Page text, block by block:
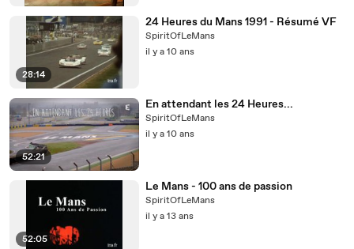
28:14
24 Heures du Mans 1991 - Résumé VF
SpiritOfLeMans
il y a 10 ans
52:21
En attendant les 24 Heures...
SpiritOfLeMans
il y a 10 ans
52:05
Le Mans - 100 ans de passion
SpiritOfLeMans
il y a 13 ans